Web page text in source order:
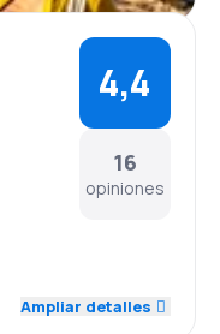
16
opiniones
4,4
Ampliar detalles